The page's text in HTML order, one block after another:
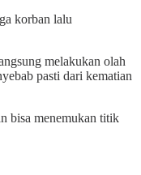
korban lalu
melakukan olah
pasti dari kematian
bisa menemukan titik